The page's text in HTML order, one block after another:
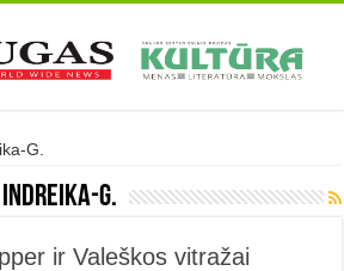
G.
Indreika-G.
ir Valeškos vitražai